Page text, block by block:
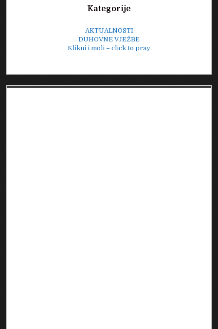
Kategorije
AKTUALNOSTI
DUHOVNE VJEŽBE
Klikni i moli – click to pray